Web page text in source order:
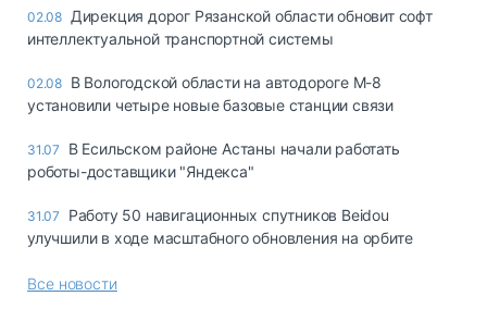
02.08 Дирекция дорог Рязанской области обновит софт
интеллектуальной транспортной системы
02.08 В Вологодской области на автодороге М-8
установили четыре новые базовые станции связи
31.07
В Есильском районе Астаны начали работать
роботы-доставщики "Яндекса"
31.07
Работу 50 навигационных спутников Beidou
улучшили в ходе масштабного обновления на орбите
Все новости